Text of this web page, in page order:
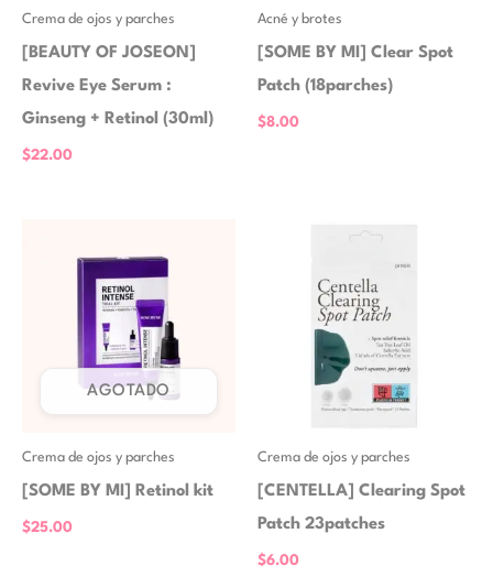
Crema de ojos y parches
[BEAUTY OF JOSEON]
Revive Eye Serum :
Ginseng + Retinol (30ml)
$22.00
Acné y brotes
[SOME BY MI] Clear Spot
Patch (18parches)
$8.00
AGOTADO
Crema de ojos y parches
[SOME BY MI] Retinol kit
$25.00
Crema de ojos y parches
[CENTELLA] Clearing Spot
Patch 23patches
$6.00